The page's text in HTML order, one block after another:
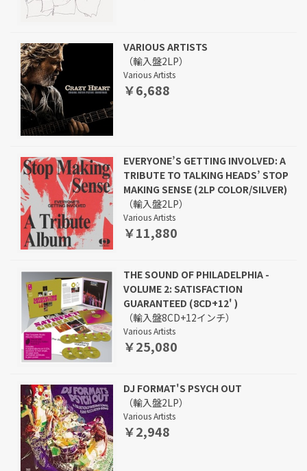
VARIOUS ARTISTS
（輸入盤2LP）
Various Artists
￥6,688
EVERYONE’S GETTING INVOLVED: A
TRIBUTE TO TALKING HEADS’ STOP
MAKING SENSE (2LP COLOR/SILVER)
（輸入盤2LP）
Various Artists
￥11,880
THE SOUND OF PHILADELPHIA -
VOLUME 2: SATISFACTION
GUARANTEED (8CD+12' )
（輸入盤8CD+12インチ）
Various Artists
￥25,080
DJ FORMAT'S PSYCH OUT
（輸入盤2LP）
Various Artists
￥2,948